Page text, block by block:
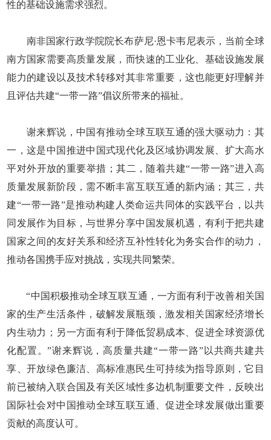
性的基础设施需求强烈。
南非国家行政学院院长布萨尼·恩卡韦尼表示，当前全球
南方国家需要高质量发展，而快速的工业化、基础设施发展
能力的建设以及技术转移对其非常重要，这也能更好理解并
且评估共建“一带一路”倡议所带来的福祉。
谢来辉说，中国有推动全球互联互通的强大驱动力：其
一，这是中国推进中国式现代化及区域协调发展、扩大高水
平对外开放的重要举措；其二，随着共建“一带一路”进入高
质量发展新阶段，需不断丰富互联互通的新内涵；其三，共
建“一带一路”是推动构建人类命运共同体的实践平台，以共
同发展作为目标，与世界分享中国发展机遇，有利于把共建
国家之间的友好关系和经济互补性转化为务实合作的动力，
推动各国携手应对挑战，实现共同繁荣。
“中国积极推动全球互联互通，一方面有利于改善相关国
家的生产生活条件，破解发展瓶颈，激发相关国家经济增长
内生动力；另一方面有利于降低贸易成本、促进全球资源优
化配置。”谢来辉说，高质量共建“一带一路”以共商共建共
享、开放绿色廉洁、高标准惠民生可持续为指导原则，它目
前已被纳入联合国及有关区域性多边机制重要文件，反映出
国际社会对中国推动全球互联互通、促进全球发展做出重要
贡献的高度认可。